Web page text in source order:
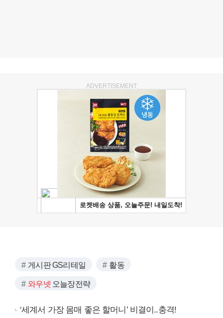
ADVERTISEMENT
게시판 GS리테일 활동
와우넷 오늘장전략
‘세계서 가장 몸매 좋은 할머니’ 비결이..충격!